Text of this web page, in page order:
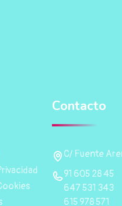
Contacto
C/ Fuente
91 605 28 45
647 531 343
615 978 571